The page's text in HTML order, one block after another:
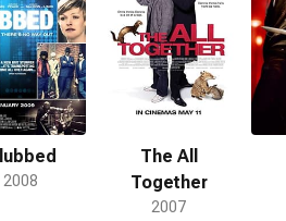
2008
The All
Together
2007